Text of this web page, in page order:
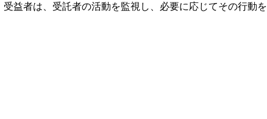
益者は、受託者の活動を監視し、必要に応じてその行動を